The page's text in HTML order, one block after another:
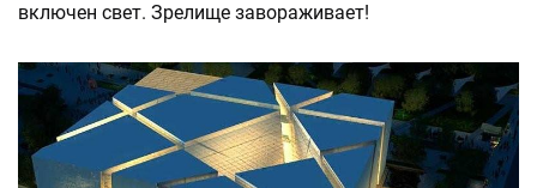
включен свет. Зрелище завораживает!